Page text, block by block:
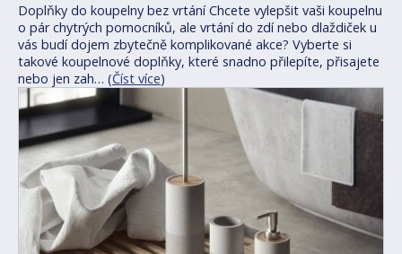
Doplňky do koupelny bez vrtání Chcete vylepšit vaši koupelnu
o pár chytrých pomocníků, ale vrtání do zdí nebo dlaždiček u
vás budí dojem zbytečně komplikované akce? Vyberte si
takové koupelnové doplňky, které snadno přilepíte, přisajete
nebo jen zah… (Číst více)